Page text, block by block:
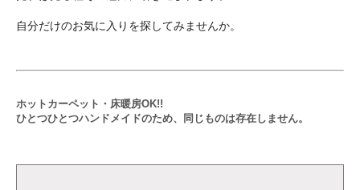
自分だけのお気に入りを探してみませんか。
ホットカーペット・床暖房OK!!
ひとつひとつハンドメイドのため、同じものは存在しません。